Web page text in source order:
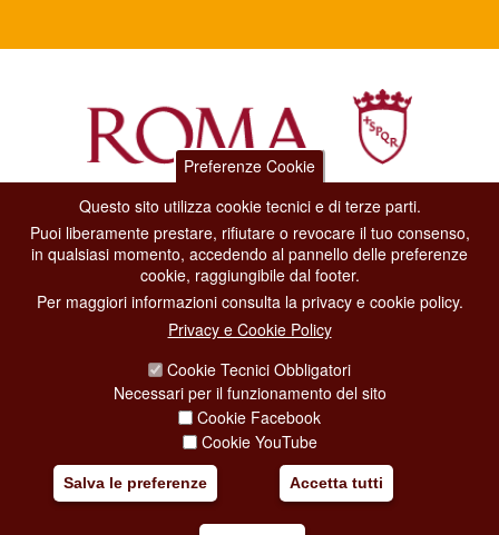
Dipartimento Grandi Eventi, Sport, Turismo e Moda.
Via di San Basilio, 51
00187 Roma
CONTACT CENTER TEL. 06 06 08
CONTATTA LA REDAZIONE
SOCIAL MEDIA POLICY
Preferenze Cookie
Questo sito utilizza cookie tecnici e di terze parti.
Puoi liberamente prestare, rifiutare o revocare il tuo consenso,
in qualsiasi momento, accedendo al pannello delle preferenze
cookie, raggiungibile dal footer.
Per maggiori informazioni consulta la privacy e cookie policy.
Privacy e Cookie Policy
Cookie Tecnici Obbligatori
Necessari per il funzionamento del sito
Cookie Facebook
Cookie YouTube
Salva le preferenze Accetta tutti